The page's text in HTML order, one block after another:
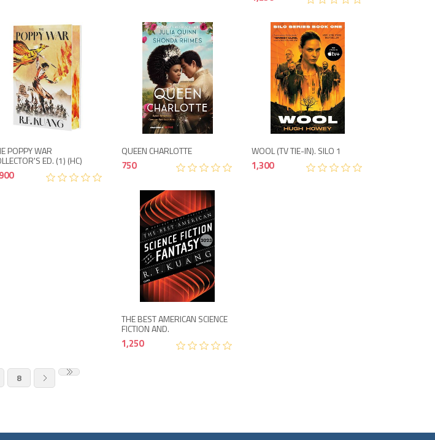
POPPY WAR
ED. (1) (HC)
750
QUEEN CHARLOTTE
750
WOOL (TV TIE-IN). SILO 1
1,300
THE BEST AMERICAN SCIENCE
FICTION AND.
1,250
8